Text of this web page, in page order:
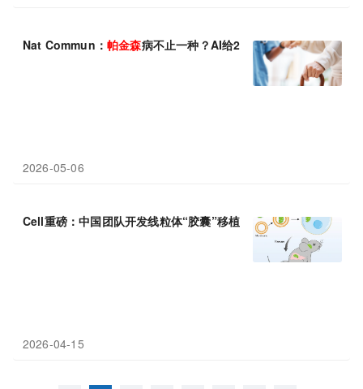
Nat Commun： 帕金森病不止一种？AI给24种致病基因“分了个组”
2026-05-06
Cell重磅：中国团队开发线粒体“胶囊”移植疗法，高效修复受损细
2026-04-15